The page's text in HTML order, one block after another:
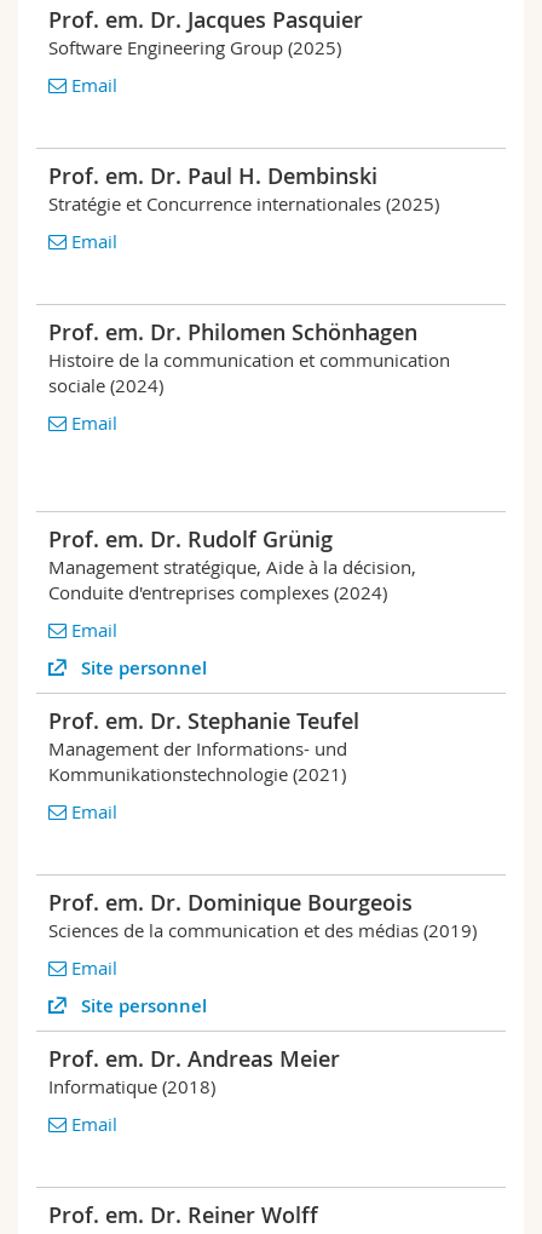
Sciences et médecine
Interfacultaire
Collaborateurs
Doctorants
Webmail
Programme des cours
MyUnifr
Prof. em. Dr. Jacques Pasquier
Software Engineering Group (2025)
Email
Prof. em. Dr. Paul H. Dembinski
Stratégie et Concurrence internationales (2025)
Email
Prof. em. Dr. Philomen Schönhagen
Histoire de la communication et communication
sociale (2024)
Email
Prof. em. Dr. Rudolf Grünig
Management stratégique, Aide à la décision,
Conduite d'entreprises complexes (2024)
Email
Site personnel
Prof. em. Dr. Stephanie Teufel
Management der Informations- und
Kommunikationstechnologie (2021)
Email
Prof. em. Dr. Dominique Bourgeois
Sciences de la communication et des médias (2019)
Email
Site personnel
Prof. em. Dr. Andreas Meier
Informatique (2018)
Email
Prof. em. Dr. Reiner Wolff